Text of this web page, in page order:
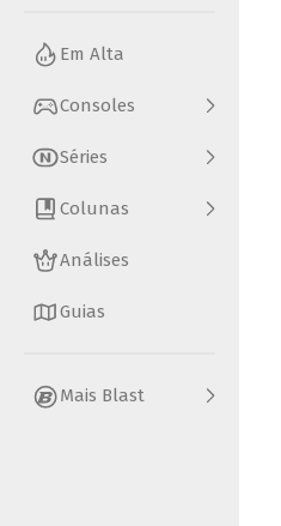
Em Alta
Consoles
Séries
Colunas
Análises
Guias
Mais Blast